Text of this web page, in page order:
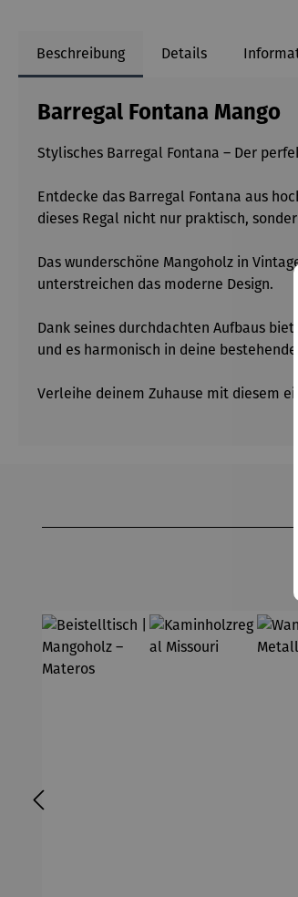
Beschreibung Details
Barregal Fontana Mango
Stylisches Barregal Fontana – Der
Entdecke das Barregal Fontana aus
dieses Regal nicht nur praktisch,
Das wunderschöne Mangoholz in
unterstreichen das moderne Design.
Dank seines durchdachten Aufbaus
und es harmonisch in deine
Verleihe deinem Zuhause mit diesem